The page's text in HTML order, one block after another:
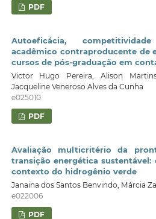
PDF
Autoeficácia,
acadêmico contraproducente de
cursos de pós-graduação em
Victor Hugo Pereira, Alison
Jacqueline Veneroso Alves da Cunha
e025010
PDF
Avaliação multicritério da
transição energética
contexto do hidrogênio verde
Janaina dos Santos Benvindo, Márcia
e022006
PDF